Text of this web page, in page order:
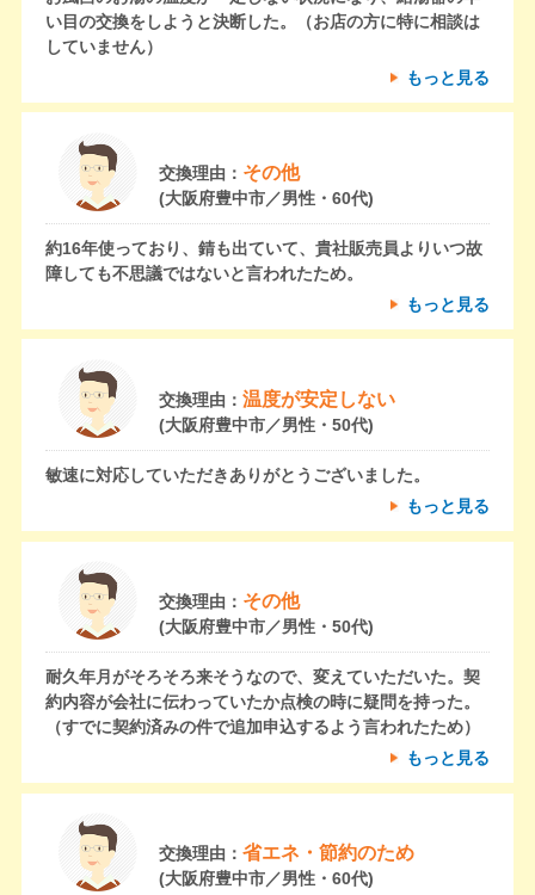
い目の交換をしようと決断した。（お店の方に特に相談は
していません）
もっと見る
交換理由： その他
(大阪府豊中市／男性・60代)
約16年使っており、錆も出ていて、貴社販売員よりいつ故
障しても不思議ではないと言われたため。
もっと見る
交換理由： 温度が安定しない
(大阪府豊中市／男性・50代)
敏速に対応していただきありがとうございました。
もっと見る
交換理由： その他
(大阪府豊中市／男性・50代)
耐久年月がそろそろ来そうなので、変えていただいた。契
約内容が会社に伝わっていたか点検の時に疑問を持った。
（すでに契約済みの件で追加申込するよう言われたため）
もっと見る
交換理由： 省エネ・節約のため
(大阪府豊中市／男性・60代)